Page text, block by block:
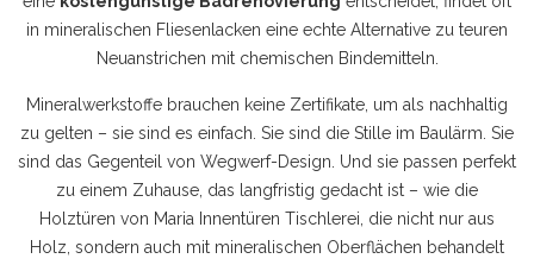
in mineralischen Fliesenlacken eine echte Alternative zu teuren
Neuanstrichen mit chemischen Bindemitteln.
Mineralwerkstoffe brauchen keine Zertifikate, um als nachhaltig
zu gelten – sie sind es einfach. Sie sind die Stille im Baulärm. Sie
sind das Gegenteil von Wegwerf-Design. Und sie passen perfekt
zu einem Zuhause, das langfristig gedacht ist – wie die
Holztüren von Maria Innentüren Tischlerei, die nicht nur aus
Holz, sondern auch mit mineralischen Oberflächen behandelt